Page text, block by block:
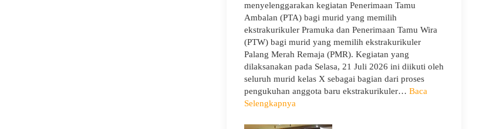
1
Tahun
Pelajaran
menyelenggarakan kegiatan Penerimaan Tamu
Ambalan (PTA) bagi murid yang memilih
ekstrakurikuler Pramuka dan Penerimaan Tamu Wira
(PTW) bagi murid yang memilih ekstrakurikuler
Palang Merah Remaja (PMR). Kegiatan yang
dilaksanakan pada Selasa, 21 Juli 2026 ini diikuti oleh
seluruh murid kelas X sebagai bagian dari proses
pengukuhan anggota baru ekstrakurikuler… Baca
Selengkapnya